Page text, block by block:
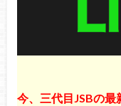
法
今、三代目JSBの最